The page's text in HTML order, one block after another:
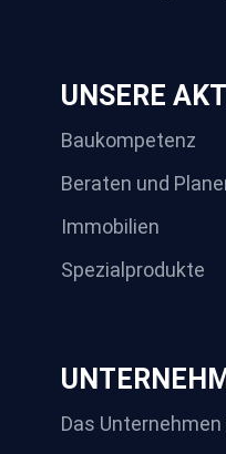
UNSERE
Baukompetenz
Beraten und
Immobilien
Spezialprodukte
Das Unternehmen